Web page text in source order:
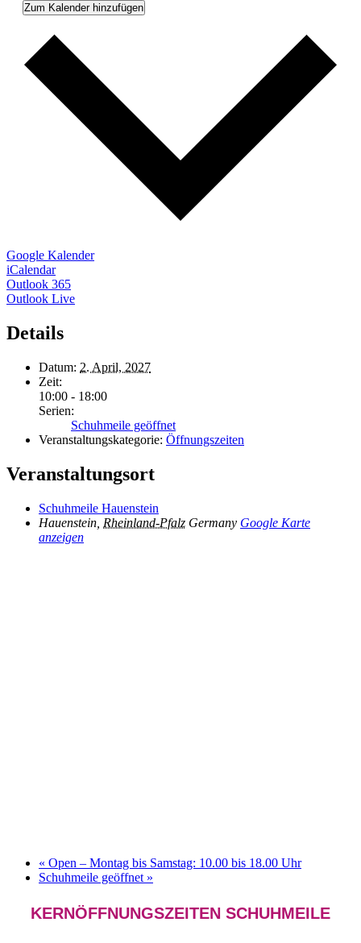
Zum Kalender hinzufügen
Google Kalender
iCalendar
Outlook 365
Outlook Live
Details
Datum: 2. April, 2027
Zeit:
10:00 - 18:00
Serien:
Schuhmeile geöffnet
Veranstaltungskategorie: Öffnungszeiten
Veranstaltungsort
Schuhmeile Hauenstein
Hauenstein Rheinland-Pfalz Germany Google Karte
anzeigen
« Open – Montag bis Samstag: 10.00 bis 18.00 Uhr
Schuhmeile geöffnet »
KERNÖFFNUNGSZEITEN SCHUHMEILE